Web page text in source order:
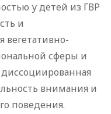
у детей из ГВР
и
вегетативно-
сферы и
внимания и
поведения.